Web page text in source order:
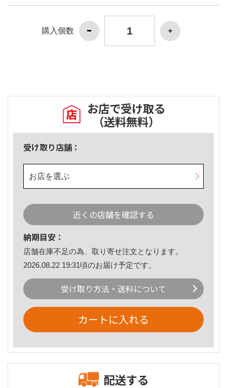
購入個数
お店で受け取る
（送料無料）
受け取り店舗：
お店を選ぶ
近くの店舗を確認する
納期目安：
店舗在庫不足の為、取り寄せ注文となります。
2026.08.22 19:31頃のお届け予定です。
受け取り方法・送料について
カートに入れる
配送する